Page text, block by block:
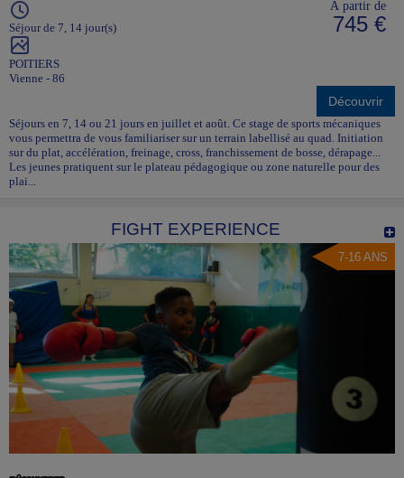
Séjour de 7, 14 jour(s)
POITIERS
Vienne - 86
À partir de
745 €
Découvrir
Séjours en 7, 14 ou 21 jours en juillet et août. Ce stage de sports mécaniques
vous permettra de vous familiariser sur un terrain labellisé au quad. Initiation
sur du plat, accélération, freinage, cross, franchissement de bosse, dérapage...
Les jeunes pratiquent sur le plateau pédagogique ou zone naturelle pour des
plai...
FIGHT EXPERIENCE
7-16 ANS